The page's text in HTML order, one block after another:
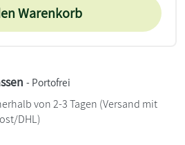
Warenkorb
- Portofrei
von 2-3 Tagen (Versand mit
DHL)